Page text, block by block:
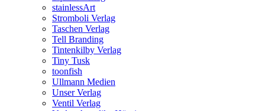
stainlessArt
Stromboli Verlag
Taschen Verlag
Tell Branding
Tintenkilby Verlag
Tiny Tusk
toonfish
Ullmann Medien
Unser Verlag
Ventil Verlag